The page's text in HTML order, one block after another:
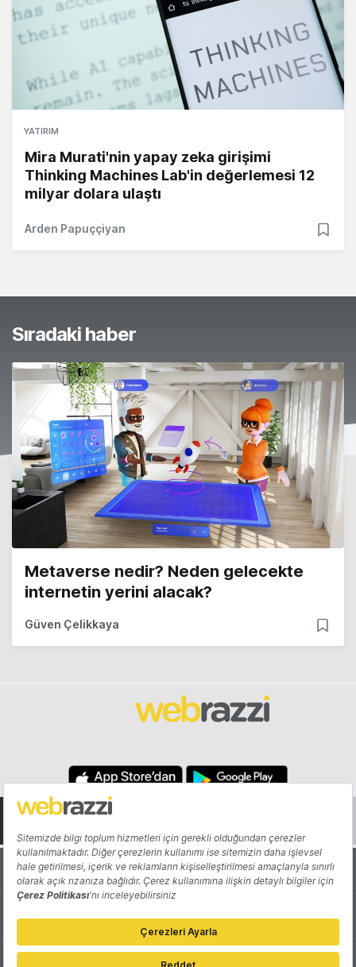
YATIRIM
Mira Murati'nin yapay zeka girişimi
Thinking Machines Lab'in değerlemesi 12
milyar dolara ulaştı
Arden Papuççiyan
Sıradaki haber
Metaverse nedir? Neden gelecekte
internetin yerini alacak?
Güven Çelikkaya
Hakkında Yazarlar
Katkıda Bulun Reklam